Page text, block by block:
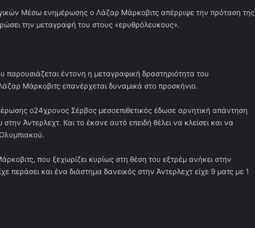
Μέσω ενημέρωσης ο Λάζαρ Μάρκοβιτς απέρριψε την πρόταση της
την μεταγραφή του στους «ερυθρόλευκους».
παρουσιάζεται έντονη η μεταγραφική δραστηριότητα του
Μάρκοβιτς επανέρχεται δυναμικά στο προσκήνιο.
ο24χρονος Σέρβος μεσοεπιθετικός έδωσε αρνητική απάντηση
Άντερλεχτ. Και το έκανε αυτό επειδή θέλει να κλείσει και να
που ξεχωρίζει κυρίως στη θέση του εξτρέμ ανήκει στην
περάσει και ένα διάστημα δανεικός στην Άντερλεχτ είχε 9 ματς με 1